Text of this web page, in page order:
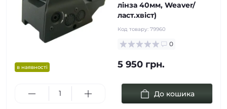
в наявності
лінза 40мм, Weaver/
ласт.хвіст)
Код товару: 79960
0
5 950 грн.
До кошика